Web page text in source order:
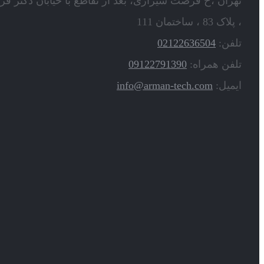
، پلاک 83 ، ساختمان 111
تلفن: 02122636504
تلفن همراه: 09122791390
ایمیل: info@arman-tech.com